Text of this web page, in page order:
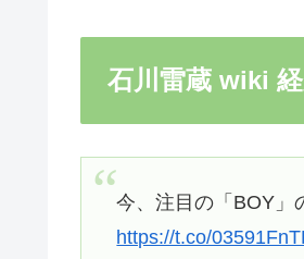
石川雷蔵 wiki
今、注目の「BOY
https://t.co/